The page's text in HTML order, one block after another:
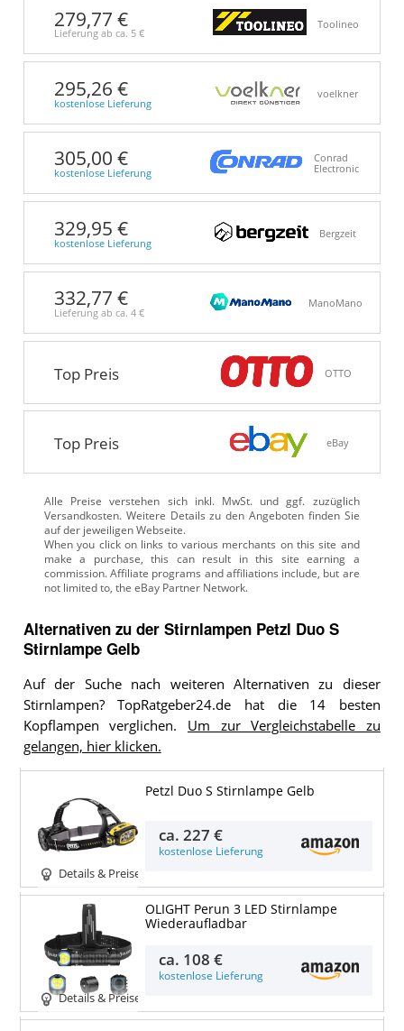
279,77 €
Lieferung ab ca. 5 €
Toolineo
295,26 €
kostenlose Lieferung
voelkner
305,00 €
kostenlose Lieferung
Conrad
Electronic
329,95 €
kostenlose Lieferung
Bergzeit
332,77 €
Lieferung ab ca. 4 €
ManoMano
Top Preis OTTO
Top Preis eBay
Alle Preise verstehen sich inkl. MwSt. und ggf. zuzüglich
Versandkosten. Weitere Details zu den Angeboten finden Sie
auf der jeweiligen Webseite.
Alternativen zu der Stirnlampen Petzl Duo S
Stirnlampe Gelb
Auf der Suche nach weiteren Alternativen zu dieser
Stirnlampen? TopRatgeber24.de hat die 14 besten
Kopflampen verglichen. Um zur Vergleichstabelle zu
gelangen, hier klicken.
Details & Preise
Petzl Duo S Stirnlampe Gelb
ca.227 €
kostenlose Lieferung
Details & Preise
OLIGHT Perun 3 LED Stirnlampe
Wiederaufladbar
ca. 108 €
kostenlose Lieferung